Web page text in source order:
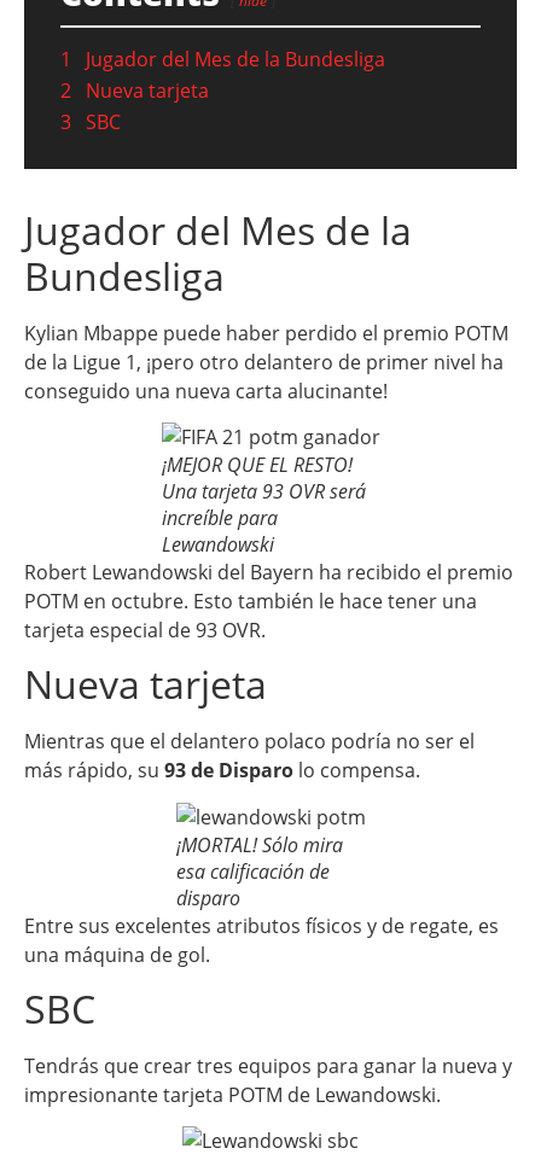
1
Jugador del Mes de la Bundesliga
2 Nueva tarjeta
3 SBC
Jugador del Mes de la
Bundesliga
Kylian Mbappe puede haber perdido el premio POTM
de la Ligue 1, ¡pero otro delantero de primer nivel ha
conseguido una nueva carta alucinante!
¡MEJOR QUE EL RESTO!
Una tarjeta 93 OVR será
increíble para
Lewandowski
Robert Lewandowski del Bayern ha recibido el premio
POTM en octubre. Esto también le hace tener una
tarjeta especial de 93 OVR.
Nueva tarjeta
Mientras que el delantero polaco podría no ser el
más rápido, su 93 de Disparo lo compensa.
¡MORTAL! Sólo mira
esa calificación de
disparo
Entre sus excelentes atributos físicos y de regate, es
una máquina de gol.
SBC
Tendrás que crear tres equipos para ganar la nueva y
impresionante tarjeta POTM de Lewandowski.